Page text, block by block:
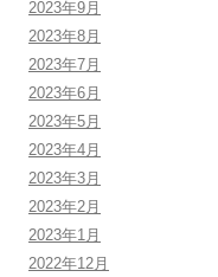
2023年9月
2023年8月
2023年7月
2023年6月
2023年5月
2023年4月
2023年3月
2023年2月
2023年1月
2022年12月